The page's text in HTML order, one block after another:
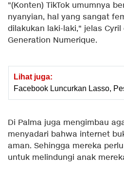
"(Konten) TikTok umumnya
nyanyian, hal yang sangat
dilakukan laki-laki," jelas Cyril
Generation Numerique.
Lihat juga:
Facebook Luncurkan Lasso,
Di Palma juga mengimbau
menyadari bahwa internet
aman. Sehingga mereka
untuk melindungi anak